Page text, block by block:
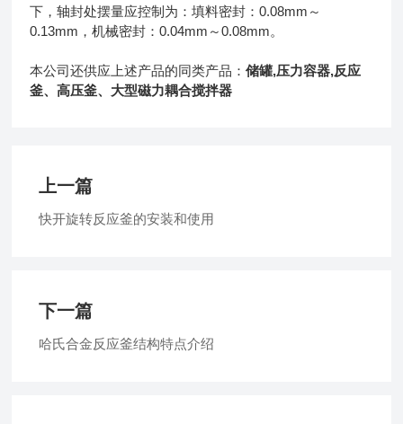
下，轴封处摆量应控制为：填料密封：0.08mm～
0.13mm，机械密封：0.04mm～0.08mm。
本公司还供应上述产品的同类产品：储罐,压力容器,反应
釜、高压釜、大型磁力耦合搅拌器
上一篇
快开旋转反应釜的安装和使用
下一篇
哈氏合金反应釜结构特点介绍